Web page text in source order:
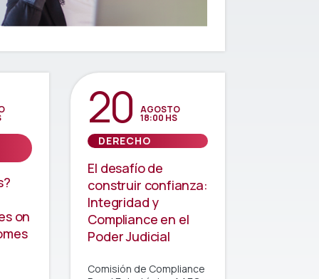
on
20 AGOSTO
18:00 HS
DERECHO
El desafío de
construir confianza:
Integridad y
Compliance en el
Poder Judicial
Comisión de Compliance